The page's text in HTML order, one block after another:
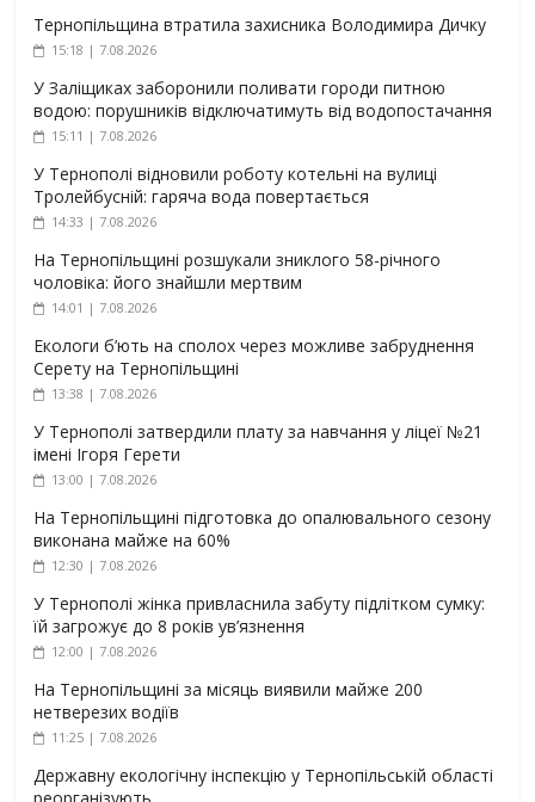
Тернопільщина втратила захисника Володимира Дичку
15:18 | 7.08.2026
У Заліщиках заборонили поливати городи питною
водою: порушників відключатимуть від водопостачання
15:11 | 7.08.2026
У Тернополі відновили роботу котельні на вулиці
Тролейбусній: гаряча вода повертається
14:33 | 7.08.2026
На Тернопільщині розшукали зниклого 58-річного
чоловіка: його знайшли мертвим
14:01 | 7.08.2026
Екологи б’ють на сполох через можливе забруднення
Серету на Тернопільщині
13:38 | 7.08.2026
У Тернополі затвердили плату за навчання у ліцеї №21
імені Ігоря Герети
13:00 | 7.08.2026
На Тернопільщині підготовка до опалювального сезону
виконана майже на 60%
12:30 | 7.08.2026
У Тернополі жінка привласнила забуту підлітком сумку:
їй загрожує до 8 років ув’язнення
12:00 | 7.08.2026
На Тернопільщині за місяць виявили майже 200
нетверезих водіїв
11:25 | 7.08.2026
Державну екологічну інспекцію у Тернопільській області